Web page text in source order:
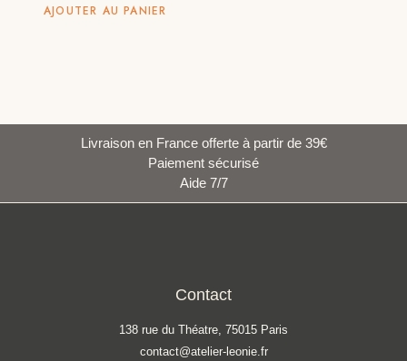
AJOUTER AU PANIER
Livraison en France offerte à partir de 39€
Paiement sécurisé
Aide 7/7
Contact
138 rue du Théatre, 75015 Paris
contact@atelier-leonie.fr